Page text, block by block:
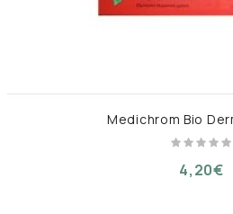
Medichrom Bio
4,20€